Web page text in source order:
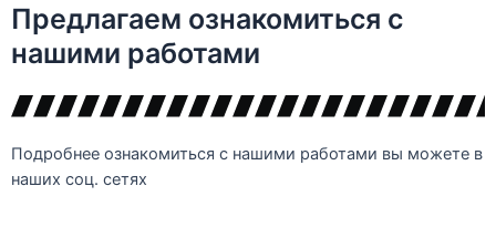
Предлагаем ознакомиться с
нашими работами
Подробнее ознакомиться с нашими работами вы можете в
наших соц. сетях